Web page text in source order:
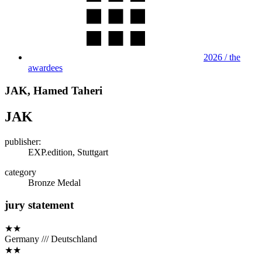
2026 / the
awardees
JAK, Hamed Taheri
JAK
publisher:
EXP.edition, Stuttgart
category
Bronze Medal
jury statement
★★
Germany /// Deutschland
★★